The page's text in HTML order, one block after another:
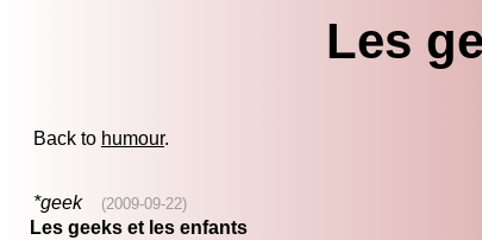
Les
Back to humour.
*geek (2009-09-22)
Les geeks et les enfants